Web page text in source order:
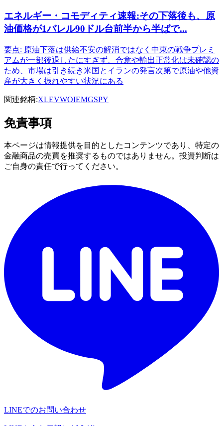
エネルギー・コモディティ速報:その下落後も、原
油価格が1バレル90ドル台前半から半ばで...
要点: 原油下落は供給不安の解消ではなく中東の戦争プレミ
アムが一部後退したにすぎず、合意や輸出正常化は未確認の
ため、市場は引き続き米国とイランの発言次第で原油や他資
産が大きく振れやすい状況にある
関連銘柄:XLEVWOIEMGSPY
免責事項
本ページは情報提供を目的としたコンテンツであり、特定の
金融商品の売買を推奨するものではありません。投資判断は
ご自身の責任で行ってください。
LINEでのお問い合わせ